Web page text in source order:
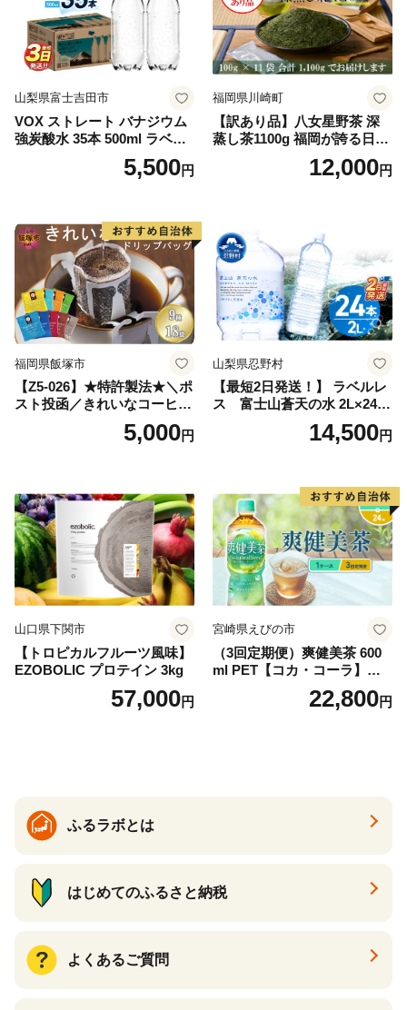
山梨県富士吉田市
VOX ストレート バナジウム
強炭酸水 35本 500ml ラベル
レス【富士吉田市限定カート
5,500円
福岡県川崎町
【訳あり品】八女星野茶 深
蒸し茶1100g 福岡が誇る日本
茶_ 訳アリ 常温 お茶 茶袋 常
備品 おちゃ ocha 茶葉 緑茶
小分け お土産 お取り寄せ グ
ルメ 福岡 九州 福岡県 国産
日本 ふかむし茶 ふかむし 家
庭用 自宅用 ちゃ りょくちゃ
ふかむしちゃ 急須 甘み 川崎
町 送料無料
12,000円
福岡県飯塚市
【Z5-026】★特許製法★＼ポ
スト投函／きれいなコーヒー
ドリップバッグ9種セット(18
袋)ゆうパケットでお届け！
5,000円
山梨県忍野村
【最短2日発送！】 ラベルレ
ス 富士山蒼天の水 2L×24本
（4ケース）※離島不可 天然
水 ミネラルウォーター 水 ペ
産 シリカ ミネラル 美容 備蓄
防災 長期保存 富士山 山梨県
忍野村
14,500円
山口県下関市
【トロピカルフルーツ風味】
EZOBOLIC プロテイン 3kg
57,000円
宮崎県えびの市
（3回定期便）爽健美茶 600
ml PET【コカ・コーラ】ペ
ットボトル 1ケース(24本) 定
期便 3回(72本) セット お茶
22,800円
ふるラボとは
はじめてのふるさと納税
よくあるご質問